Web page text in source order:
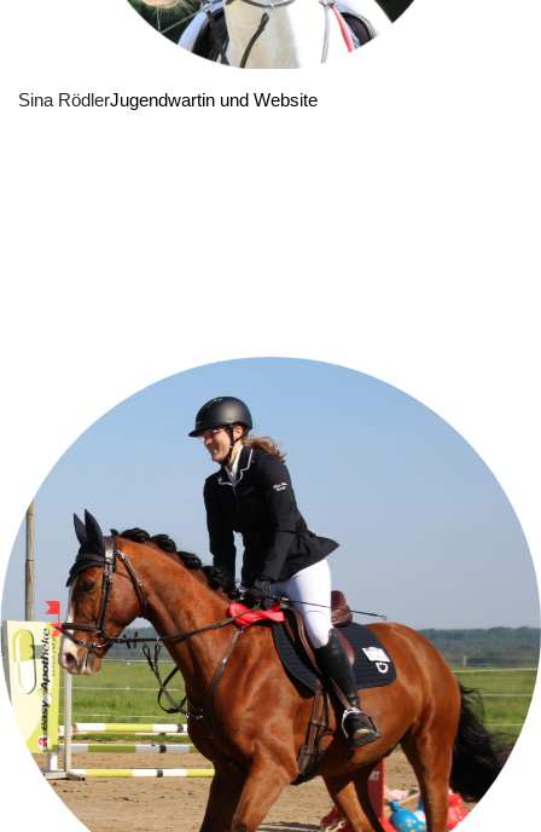
Sina RödlerJugendwartin und Website